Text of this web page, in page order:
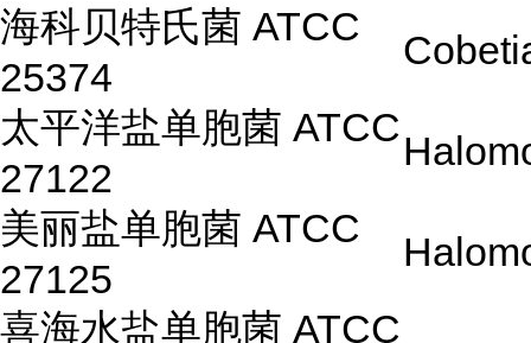
海科贝特氏菌 ATCC
25374
太平洋盐单胞菌 ATCC
27122
美丽盐单胞菌 ATCC
27125
喜海水盐单胞菌 ATCC